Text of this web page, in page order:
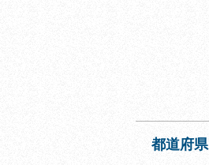
都道府県